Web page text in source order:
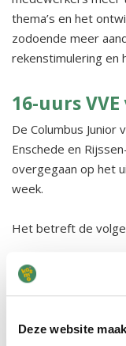
Deze website
thema’s en het
zodoende meer
rekenstimulering en
16-uurs
De Columbus
Enschede en
overgegaan op het
week.
Het betreft de
Enschede
De Schatkist